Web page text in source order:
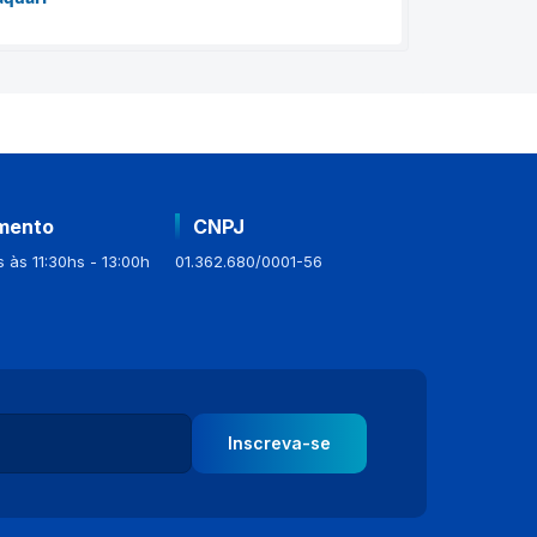
às 11:30hs - 13:00h
CNPJ
01.362.680/0001-56
Inscreva-se